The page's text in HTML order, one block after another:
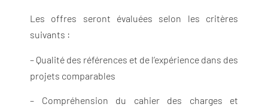
Les offres seront évaluées selon les critères
suivants :
– Qualité des références et de l’expérience dans des
projets comparables
– Compréhension du cahier des charges et